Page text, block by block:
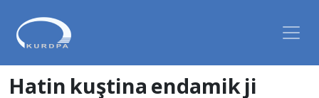
Hatin kuştina endamik ji